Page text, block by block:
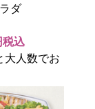
ダ
税込
大人数でお